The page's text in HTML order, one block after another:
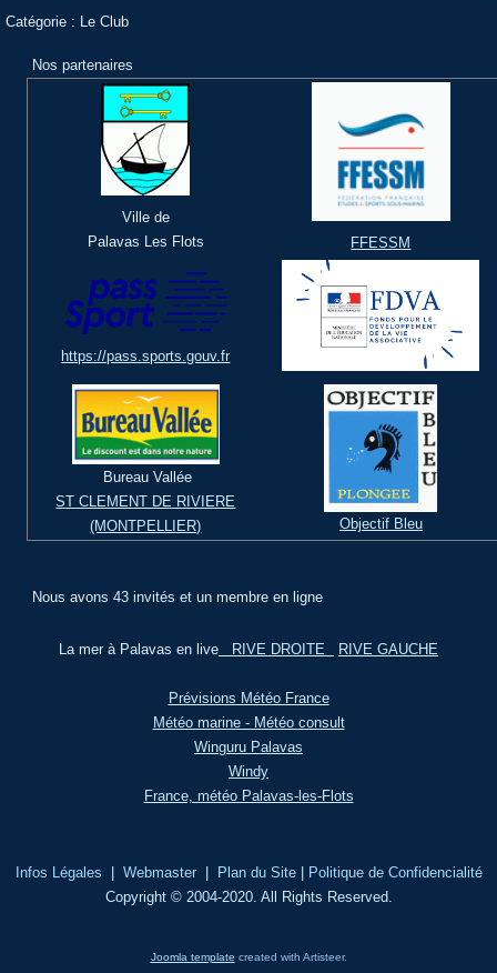
Catégorie : Le Club
Nos partenaires
Ville de
Palavas Les Flots
FFESSM
https://pass.sports.gouv.fr
Bureau Vallée
ST CLEMENT DE RIVIERE
(MONTPELLIER)
Objectif Bleu
Nous avons 43 invités et un membre en ligne
La mer à Palavas en live RIVE DROITE RIVE GAUCHE
Prévisions Météo France
Météo marine - Météo consult
Winguru Palavas
Windy
France, météo Palavas-les-Flots
Infos Légales Webmaster| Plan du Site|
Politique de Confidencialité
Copyright © 2004-2020. All Rights Reserved.
Joomla template created with Artisteer.